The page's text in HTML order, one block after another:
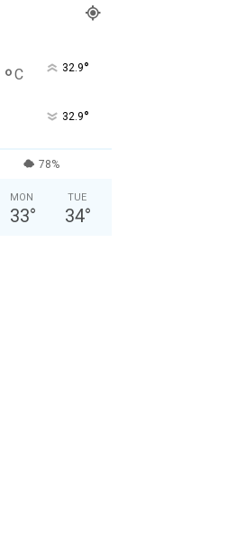
°C 32.9°
32.9°
78%
MON
33°
TUE
34°